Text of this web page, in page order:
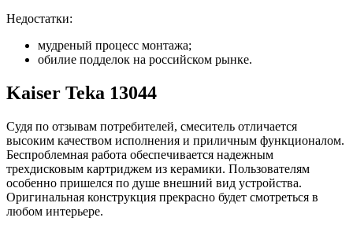
Недостатки:
мудреный процесс монтажа;
обилие подделок на российском рынке.
Kaiser Teka 13044
Судя по отзывам потребителей, смеситель отличается
высоким качеством исполнения и приличным функционалом.
Беспроблемная работа обеспечивается надежным
трехдисковым картриджем из керамики. Пользователям
особенно пришелся по душе внешний вид устройства.
Оригинальная конструкция прекрасно будет смотреться в
любом интерьере.